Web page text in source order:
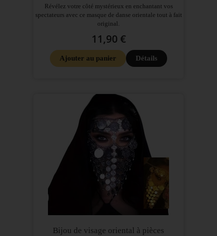
Révélez votre côté mystérieux en enchantant vos
spectateurs avec ce masque de danse orientale tout à fait
original.
11,90 €
Ajouter au panier Détails
Bijou de visage oriental à pièces